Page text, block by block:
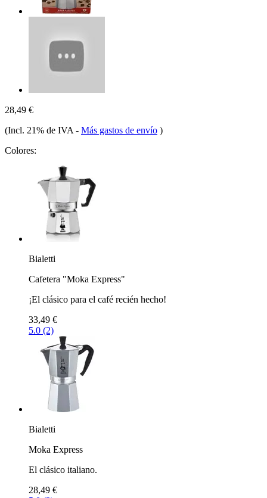
28,49 €
(Incl. 21% de IVA - Más gastos de envío )
Colores:
Bialetti
Cafetera "Moka Express"
¡El clásico para el café recién hecho!
33,49 €
5.0 (2)
Bialetti
Moka Express
El clásico italiano.
28,49 €